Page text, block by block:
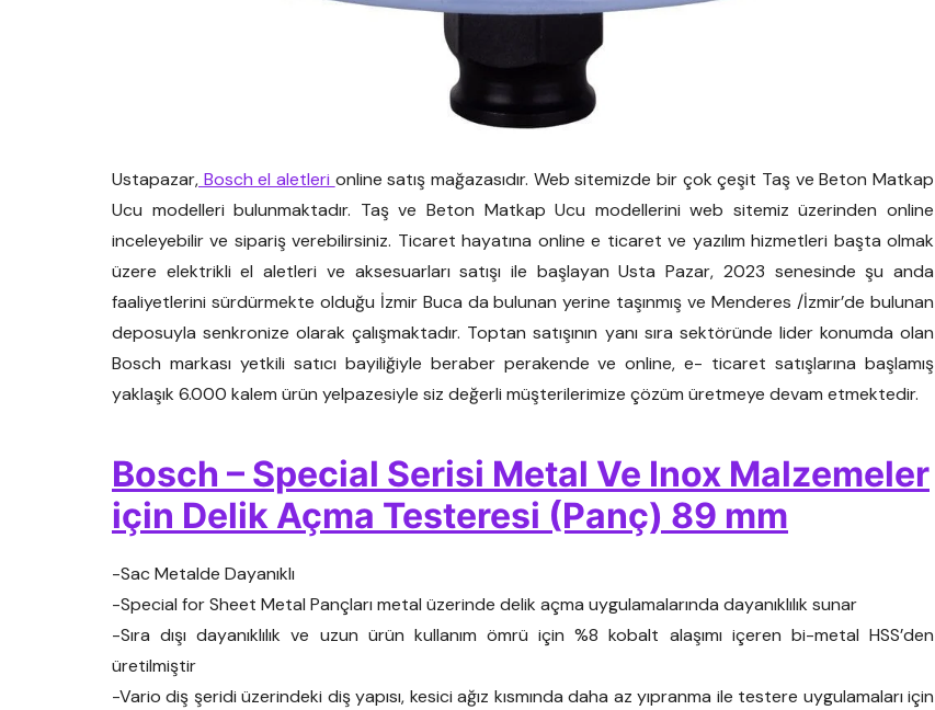
Ustapazar, Bosch el aletleri online satış mağazasıdır. Web sitemizde bir çok çeşit Taş ve Beton Matkap
Ucu modelleri bulunmaktadır. Taş ve Beton Matkap Ucu modellerini web sitemiz üzerinden online
inceleyebilir ve sipariş verebilirsiniz. Ticaret hayatına online e ticaret ve yazılım hizmetleri başta olmak
üzere elektrikli el aletleri ve aksesuarları satışı ile başlayan Usta Pazar, 2023 senesinde şu anda
faaliyetlerini sürdürmekte olduğu İzmir Buca da bulunan yerine taşınmış ve Menderes /İzmir’de bulunan
deposuyla senkronize olarak çalışmaktadır. Toptan satışının yanı sıra sektöründe lider konumda olan
Bosch markası yetkili satıcı bayiliğiyle beraber perakende ve online, e- ticaret satışlarına başlamış
yaklaşık 6.000 kalem ürün yelpazesiyle siz değerli müşterilerimize çözüm üretmeye devam etmektedir.
Bosch – Special Serisi Metal Ve Inox Malzemeler
için Delik Açma Testeresi (Panç) 89 mm
-Sac Metalde Dayanıklı
-Special for Sheet Metal Pançları metal üzerinde delik açma uygulamalarında dayanıklılık sunar
-Sıra dışı dayanıklılık ve uzun ürün kullanım ömrü için %8 kobalt alaşımı içeren bi-metal HSS’den
üretilmiştir
-Vario diş şeridi üzerindeki diş yapısı, kesici ağız kısmında daha az yıpranma ile testere uygulamaları için